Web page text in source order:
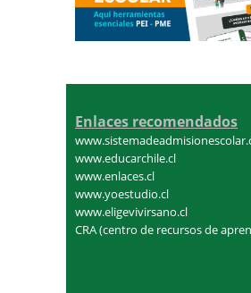
Enlaces recomendados
www.educarchile.cl
www.enlaces.cl
www.yoestudio.cl
www.eligevivirsano.cl
CRA (centro de recursos de